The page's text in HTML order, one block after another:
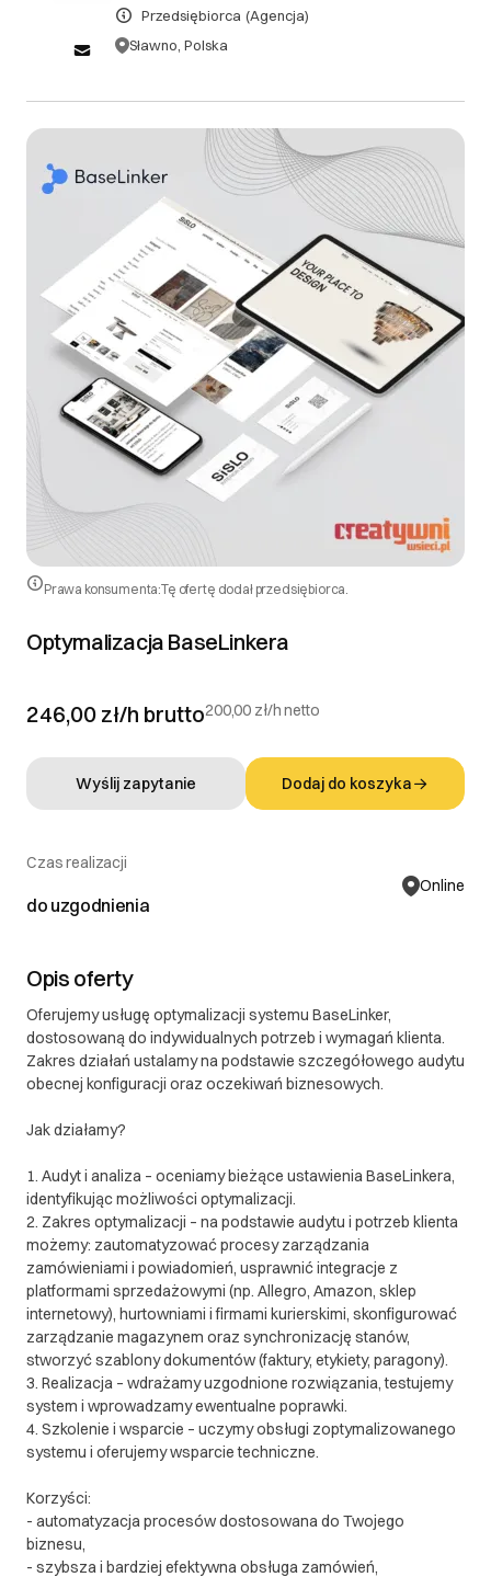
Przedsiębiorca (Agencja)
Sławno, Polska
prace nad przedmiotem umowy się jeszcze nie
rozpoczęły. 2. Klient ma możliwości przerwania prac i
za wykonane prace będzie musiał zapłacić 30%
całości kwoty, która określona jest w umowie.
III. Gwarancja oraz reklamacje
1. Klient ma gwarancję na wykonane projekty cyfrowe
przez 2 miesiące od momentu zakończenia realizacji.
2. Klient może zgłaszać Sprzedawcy reklamacje
dotyczące nieprawidłowego świadczenia Usług,
braku świadczenia Usług przewidzianych
Regulaminem lub nieprawidłowego funkcjonowania
strony/sklepu. 3. Reklamacje wynikające z
nieprawidłowości funkcjonowania strony/sklepu oraz
świadczenia Usług, Klient może może zgłaszać: na
adres e-mail: biuro@creatywniwsieci.pl
Prawa konsumenta:Tę ofertę dodał przedsiębiorca.
Optymalizacja BaseLinkera
246,00 zł/h brutto200,00 zł/h netto
Czas realizacji
do uzgodnienia
Online
Wyślij zapytanie Dodaj do koszyka
Opis oferty
Oferujemy usługę optymalizacji systemu BaseLinker,
dostosowaną do indywidualnych potrzeb i wymagań klienta.
Zakres działań ustalamy na podstawie szczegółowego audytu
obecnej konfiguracji oraz oczekiwań biznesowych.
Jak działamy?
1. Audyt i analiza – oceniamy bieżące ustawienia BaseLinkera,
identyfikując możliwości optymalizacji.
2. Zakres optymalizacji – na podstawie audytu i potrzeb klienta
możemy: zautomatyzować procesy zarządzania
zamówieniami i powiadomień, usprawnić integracje z
platformami sprzedażowymi (np. Allegro, Amazon, sklep
internetowy), hurtowniami i firmami kurierskimi, skonfigurować
zarządzanie magazynem oraz synchronizację stanów,
stworzyć szablony dokumentów (faktury, etykiety, paragony).
3. Realizacja – wdrażamy uzgodnione rozwiązania, testujemy
system i wprowadzamy ewentualne poprawki.
4. Szkolenie i wsparcie – uczymy obsługi zoptymalizowanego
systemu i oferujemy wsparcie techniczne.
Korzyści:
- automatyzacja procesów dostosowana do Twojego
biznesu,
- szybsza i bardziej efektywna obsługa zamówień,